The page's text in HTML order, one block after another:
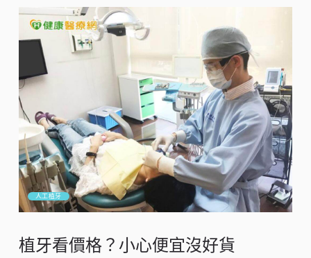
人工植牙
植牙看價格？小心便宜沒好貨